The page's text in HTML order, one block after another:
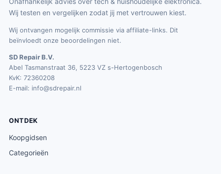
Wij testen en vergelijken zodat jij met vertrouwen kiest.
Wij ontvangen mogelijk commissie via affiliate-links. Dit
beïnvloedt onze beoordelingen niet.
SD Repair B.V.
Abel Tasmanstraat 36, 5223 VZ s-Hertogenbosch
KvK: 72360208
E-mail: info@sdrepair.nl
ONTDEK
Koopgidsen
Categorieën